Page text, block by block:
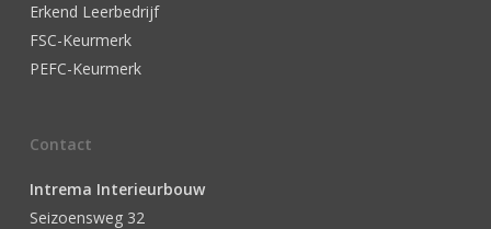
Erkend Leerbedrijf
FSC-Keurmerk
PEFC-Keurmerk
Contact
Intrema Interieurbouw
Seizoensweg 32